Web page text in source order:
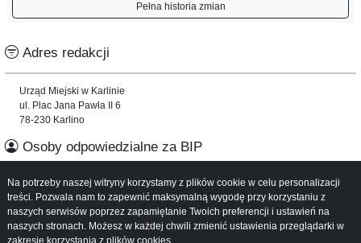
Pełna historia zmian
Adres redakcji
Urząd Miejski w Karlinie
ul. Plac Jana Pawła II 6
78-230 Karlino
Osoby odpowiedzialne za BIP
Informacje o serwisie
Mapa serwisu
Instrukcja obsługi
Na potrzeby naszej witryny korzystamy z plików cookie w celu personalizacji
treści. Pozwala nam to zapewnić maksymalną wygodę przy korzystaniu z
naszych serwisów poprzez zapamiętanie Twoich preferencji i ustawień na
naszych stronach. Możesz w każdej chwili zmienić ustawienia przeglądarki w
zakresie korzystania z plików cookies.